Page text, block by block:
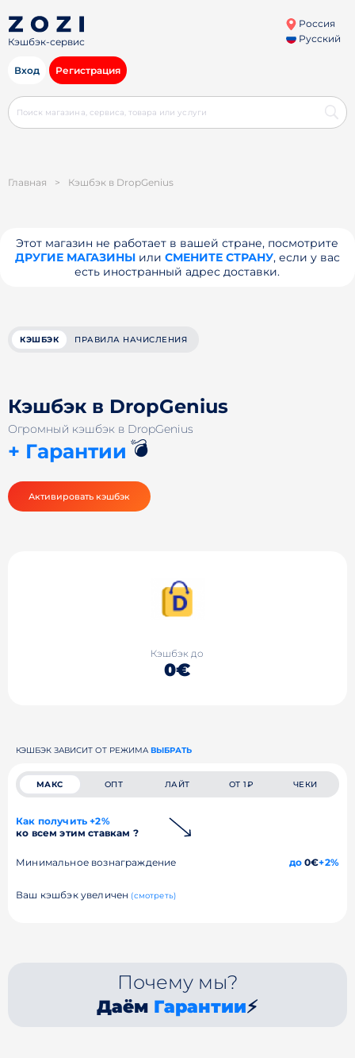
Кэшбэк-сервис
Россия
Русский
Вход Регистрация
Главная > Кэшбэк в DropGenius
Этот магазин не работает в вашей стране, посмотрите
ДРУГИЕ МАГАЗИНЫили СМЕНИТЕ СТРАНУ, если у вас
есть иностранный адрес доставки.
КЭШБЭК ПРАВИЛА НАЧИСЛЕНИЯ
Кэшбэк в DropGenius
Огромный кэшбэк в DropGenius
+ Гарантии 💣
Активировать кэшбэк
Кэшбэк до
0€
КЭШБЭК ЗАВИСИТ ОТ РЕЖИМА ВЫБРАТЬ
МАКС ОПТ ЛАЙТ ОТ 1₽ ЧЕКИ
Как получить +2%
ко всем этим ставкам ?
Минимальное вознаграждение до0€+2%
Ваш кэшбэк увеличен (смотреть)
Почему мы?
Даём Гарантии⚡